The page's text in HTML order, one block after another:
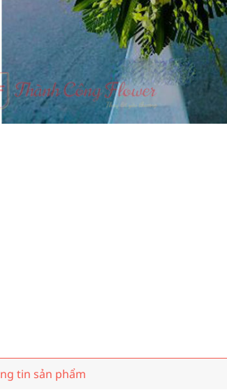
tin sản phẩm